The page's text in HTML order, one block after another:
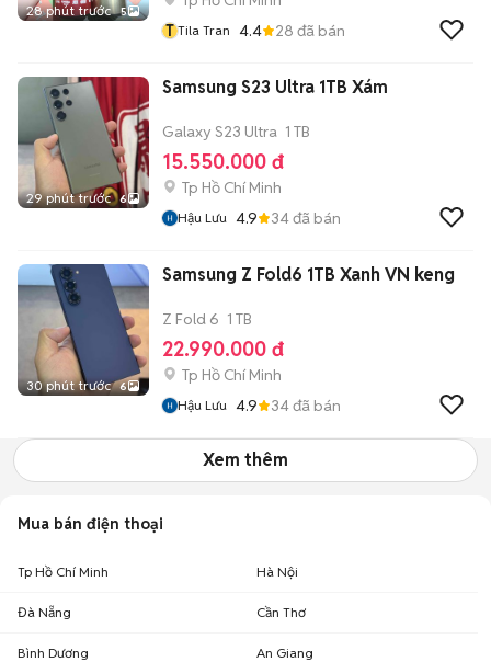
28 phút trước 5
T Tila Tran 4.4 28 đã bán
29 phút trước 6
Samsung S23 Ultra 1TB Xám
Galaxy S23 Ultra 1 TB
15.550.000 đ
Tp Hồ Chí Minh
Hậu Lưu 4.9 34đã bán
30 phút trước 6
Samsung Z Fold6 1TB Xanh VN keng
Z Fold 6 1 TB
22.990.000 đ
Tp Hồ Chí Minh
Hậu Lưu 4.9 34đã bán
Xem thêm
Mua bán điện thoại
Tp Hồ Chí Minh Hà Nội
Đà Nẵng Cần Thơ
Bình Dương
An Giang